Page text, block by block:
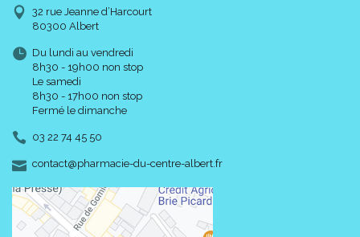
32 rue Jeanne d’Harcourt
80300 Albert
Du lundi au vendredi
8h30 - 19h00 non stop
Le samedi
8h30 - 17h00 non stop
Fermé le dimanche
03 22 74 45 50
contact-
@-
pharmacie-du-centre-albert.fr